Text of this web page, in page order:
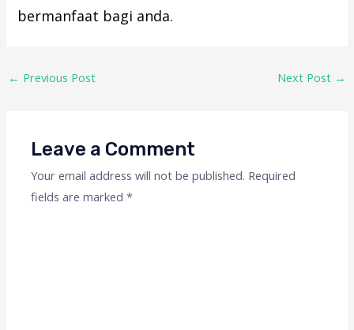
bermanfaat bagi anda.
← Previous Post Next Post →
Leave a Comment
Your email address will not be published. Required
fields are marked*